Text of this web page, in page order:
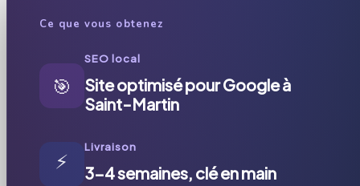
Ce que vous obtenez
🎯
SEO local
Site optimisé pour Google à
Saint-Martin
⚡
Livraison
3-4 semaines, clé en main